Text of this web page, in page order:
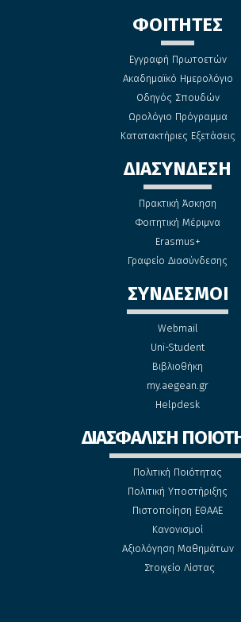
ΦΟΙΤΗΤΕΣ
Εγγραφή Πρωτοετών
Ακαδημαϊκό Ημερολόγιο
Οδηγός Σπουδών
Ωρολόγιο Πρόγραμμα
Κατατακτήριες Εξετάσεις
ΔΙΑΣΥΝΔΕΣΗ
Πρακτική Άσκηση
Φοιτητική Μέριμνα
Erasmus+
Γραφείο Διασύνδεσης
ΣΥΝΔΕΣΜΟΙ
Webmail
Uni-Student
Βιβλιοθήκη
my.aegean.gr
Helpdesk
ΔΙΑΣΦΑΛΙΣΗ
Πολιτική Ποιότητας
Πολιτική Υποστήριξης
Πιστοποίηση ΕΘΑΑΕ
Κανονισμοί
Αξιολόγηση Μαθημάτων
Στοιχείο Λίστας